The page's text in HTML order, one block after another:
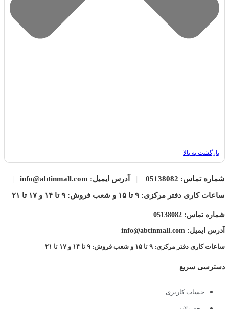
بازگشت به بالا
شماره تماس: 05138082
| آدرس ایمیل: info@abtinmall.com
|
ساعات کاری دفتر مرکزی: ۹ تا ۱۵ و شعب فروش: ۹ تا ۱۴ و ۱۷ تا ۲۱
شماره تماس: 05138082
آدرس ایمیل: info@abtinmall.com
ساعات کاری دفتر مرکزی: ۹ تا ۱۵ و شعب فروش: ۹ تا ۱۴ و ۱۷ تا ۲۱
دسترسی سریع
حساب کاربری